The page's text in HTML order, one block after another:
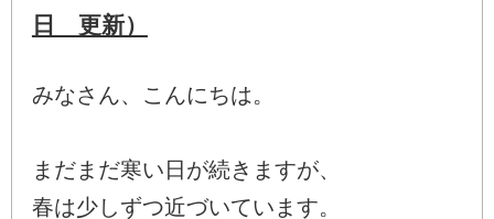
日 更新）
みなさん、こんにちは。
まだまだ寒い日が続きますが、
春は少しずつ近づいています。